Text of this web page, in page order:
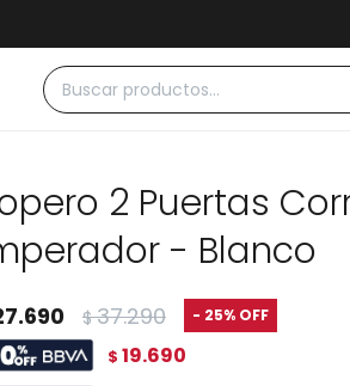
a $30.000
2 Puertas
- Blanco
$ 37.290 25
$ 19.690